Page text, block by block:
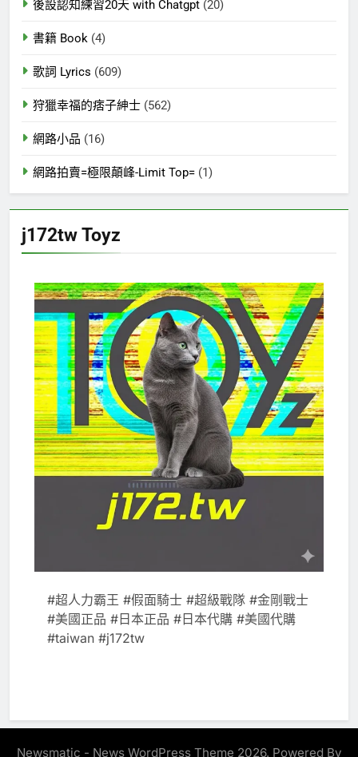
後設認知練習20天 with Chatgpt (20)
書籍 Book (4)
歌詞 Lyrics (609)
狩獵幸福的痞子紳士 (562)
網路小品 (16)
網路拍賣=極限顛峰-Limit Top= (1)
j172tw Toyz
#超人力霸王 #假面騎士 #超級戰隊 #金剛戰士
#美國正品 #日本正品 #日本代購 #美國代購
#taiwan #j172tw
Newsmatic - News WordPress Theme 2026. Powered By